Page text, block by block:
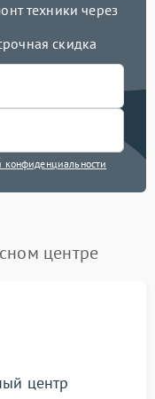
техники через
скидка
конфиденциальности
центре
центр